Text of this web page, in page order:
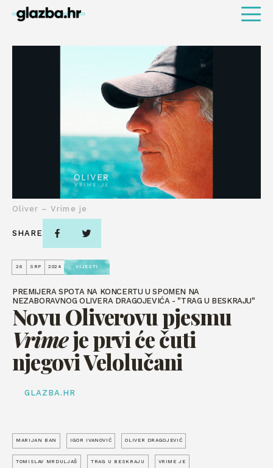
26 SRP 2024 VIJESTI
PREMIJERA SPOTA NA KONCERTU U SPOMEN NA
NEZABORAVNOG OLIVERA DRAGOJEVIĆA - "TRAG U BESKRAJU"
Novu Oliverovu pjesmu
Vrimeje prvi će čuti
njegovi Velolučani
GLAZBA.HR
Oliver – Vrime je
SHARE
MARIJAN BAN IGOR IVANOVIĆ OLIVER DRAGOJEVIĆ
TOMISLAV MRDULJAŠ TRAG U BESKRAJU VRIME JE